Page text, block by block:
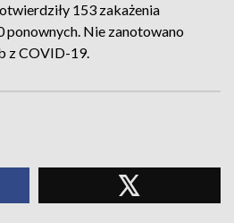
153 zakażenia
ponownych. Nie zanotowano
z COVID-19.